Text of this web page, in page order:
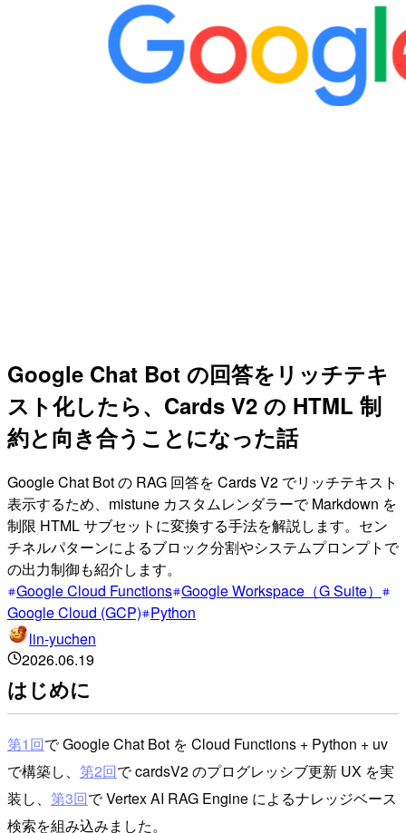
Google Chat Bot の回答をリッチテキ
スト化したら、Cards V2 の HTML 制
約と向き合うことになった話
Google Chat Bot の RAG 回答を Cards V2 でリッチテキスト
表示するため、mistune カスタムレンダラーで Markdown を
制限 HTML サブセットに変換する手法を解説します。セン
チネルパターンによるブロック分割やシステムプロンプトで
の出力制御も紹介します。
Google Cloud Functions Google Workspace（G Suite）
Google Cloud (GCP) Python
lin-yuchen
2026.06.19
はじめに
第1回で Google Chat Bot を Cloud Functions + Python + uv
で構築し、 第2回で cardsV2 のプログレッシブ更新 UX を実
装し、 第3回で Vertex AI RAG Engine によるナレッジベース
検索を組み込みました。